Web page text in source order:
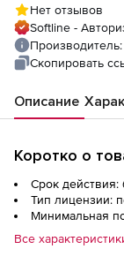
лицензия +
пакет
Нет отзывов
Softline -
Производитель:
Скопировать
Описание
Коротко о
Срок действия:
Тип лицензии:
Минимальная
Все